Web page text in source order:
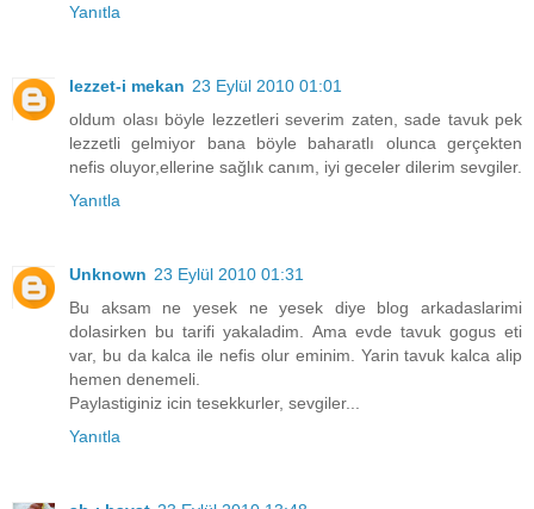
Yanıtla
lezzet-i mekan 23 Eylül 2010 01:01
oldum olası böyle lezzetleri severim zaten, sade tavuk pek
lezzetli gelmiyor bana böyle baharatlı olunca gerçekten
nefis oluyor,ellerine sağlık canım, iyi geceler dilerim sevgiler.
Yanıtla
Unknown 23 Eylül 2010 01:31
Bu aksam ne yesek ne yesek diye blog arkadaslarimi
dolasirken bu tarifi yakaladim. Ama evde tavuk gogus eti
var, bu da kalca ile nefis olur eminim. Yarin tavuk kalca alip
hemen denemeli.
Paylastiginiz icin tesekkurler, sevgiler...
Yanıtla